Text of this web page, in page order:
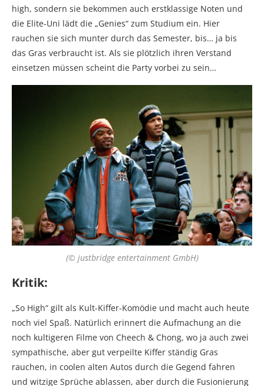
high, sondern sie bekommen auch erstklassige Noten und
die Elite-Uni lädt die „Genies“ zum Studium ein. Hier
rauchen sie sich munter durch das Semester, bis… ja bis
das Gras verbraucht ist. Als sie plötzlich ihren Verstand
einsetzen müssen scheint die Party vorbei zu sein…
(© justbridge entertainment GmbH)
Kritik:
„So High“ gilt als Kult-Kiffer-Komödie und macht auch heute
noch viel Spaß. Natürlich erinnert die Aufmachung an die
noch kultigeren Filme von Cheech & Chong, wo ja auch zwei
sympathische, aber gut verpeilte Kiffer ständig Gras
rauchen, in coolen alten Autos durch die Gegend fahren
und witzige Sprüche ablassen, aber durch die Fusionierung